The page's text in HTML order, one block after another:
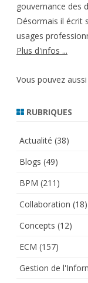
gouvernance des
Désormais il écrit
usages
Plus d'infos ...
Vous pouvez
RUBRIQUES
Actualité (38)
Blogs (49)
BPM (211)
Collaboration (18)
Concepts (12)
ECM (157)
Gestion de